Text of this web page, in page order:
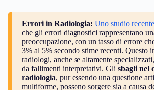
Errori in Radiologia: Uno studio
che gli errori diagnostici rappresentano
preoccupazione, con un tasso di errore
3% al 5% secondo stime recenti. Questo
radiologi, anche se altamente
da fallimenti interpretativi. Gli sbagli nel
radiologia, pur essendo una questione
multiforme, possono sorgere sia a causa